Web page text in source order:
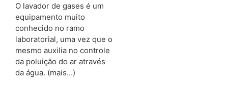
O lavador de gases é um
equipamento muito
conhecido no ramo
laboratorial, uma vez que o
mesmo auxilia no controle
da poluição do ar através
da água. (mais…)